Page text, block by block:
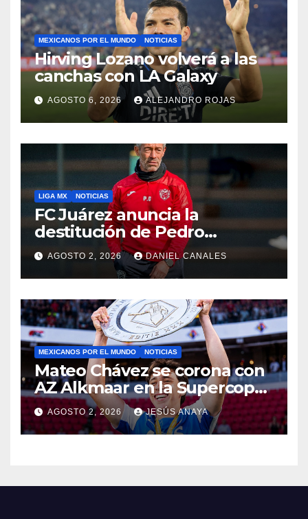
MEXICANOS POR EL MUNDO NOTICIAS
Hirving Lozano volverá a las
canchas con LA Galaxy
AGOSTO 6, 2026 ALEJANDRO ROJAS
LIGA MX NOTICIAS
FC Juárez anuncia la
destitución de Pedro
Caixinha
AGOSTO 2, 2026 DANIEL CANALES
MEXICANOS POR EL MUNDO NOTICIAS
Mateo Chávez se corona con
AZ Alkmaar en la Supercopa
de Países Bajos
AGOSTO 2, 2026 JESÚS ANAYA